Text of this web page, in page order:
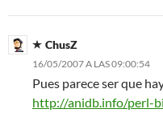
ChusZ
16/05/2007 A LAS 09:00:54
Pues parece ser que
http://anidb.info/perl-